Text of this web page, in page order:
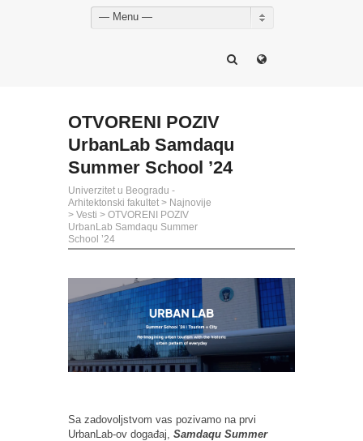
— Menu —
OTVORENI POZIV
UrbanLab Samdaqu
Summer School ’24
Univerzitet u Beogradu -
Arhitektonski fakultet > Najnovije
> Vesti > OTVORENI POZIV
UrbanLab Samdaqu Summer
School ’24
Sa zadovoljstvom vas pozivamo na prvi
UrbanLab-ov događaj, Samdaqu Summer